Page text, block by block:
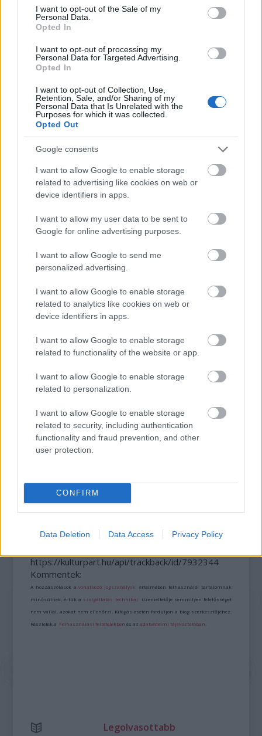
consent section.
I want to opt-out of the Sale of my
Personal Data.
Opted In
I want to opt-out of processing my
Personal Data for Targeted Advertising.
Opted In
I want to opt-out of Collection, Use,
Retention, Sale, and/or Sharing of my
Personal Data that Is Unrelated with the
Purposes for which it was collected.
Opted Out
Google consents
I want to allow Google to enable storage
related to advertising like cookies on web or
device identifiers in apps.
I want to allow my user data to be sent to
Google for online advertising purposes.
I want to allow Google to send me
personalized advertising.
I want to allow Google to enable storage
related to analytics like cookies on web or
device identifiers in apps.
I want to allow Google to enable storage
related to functionality of the website or app.
I want to allow Google to enable storage
related to personalization.
I want to allow Google to enable storage
related to security, including authentication
functionality and fraud prevention, and other
user protection.
CONFIRM
Data Deletion Data Access Privacy Policy
szereposztás csodás, nagyon jól szólt, és a
közönség vette a lapot."
A 7 millió eurós költségvetésből készült
I
Can't Singcímű musicalt a londoni Palladium
Forrás:Euronews
Színház London Szerelem Musical Tehetségkutató
AZ EMBERSÉG ÜNNEPE
VECSEI H. MIKLÓS A ZSÁMBÉKI NYÁRI
SZÍNHÁZRÓL
MUCSI ZOLTÁN VISSZATÉR – EGY ÉLETEM
STAND UP EST
https://kulturpart.hu/api/trackback/id/7932344
Kommentek:
A hozzászólások avonatkozó jogszabályok értelmében felhasználói tartalomnak
minősülnek, értük a szolgáltatás technikai üzemeltetője semmilyen felelősséget
nem vállal, azokat nem ellenőrzi. Kifogás esetén forduljon a blog szerkesztőjéhez.
Részletek a Felhasználási feltételekben és azadatvédelmi tájékoztatóban
Legolvasottabb